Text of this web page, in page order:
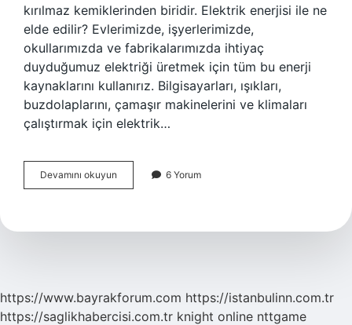
kırılmaz kemiklerinden biridir. Elektrik enerjisi ile ne
elde edilir? Evlerimizde, işyerlerimizde,
okullarımızda ve fabrikalarımızda ihtiyaç
duyduğumuz elektriği üretmek için tüm bu enerji
kaynaklarını kullanırız. Bilgisayarları, ışıkları,
buzdolaplarını, çamaşır makinelerini ve klimaları
çalıştırmak için elektrik…
Devamını okuyun
Enerjisini
Nelerdir
6 Yorum
https://www.bayrakforum.com https://istanbulinn.com.tr
https://saglikhabercisi.com.tr knight online nttgame